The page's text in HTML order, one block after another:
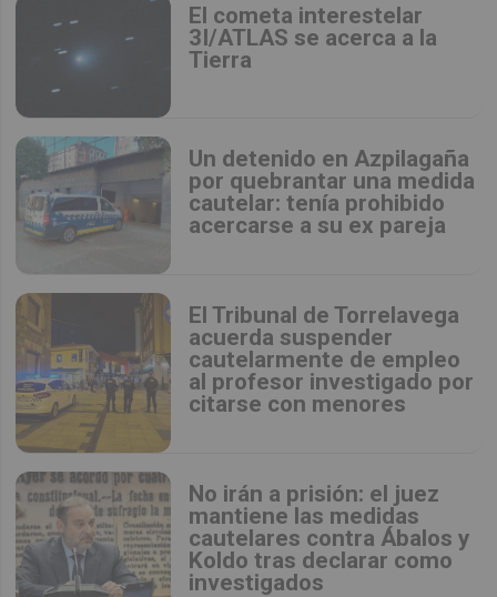
El cometa interestelar
3I/ATLAS se acerca a la
Tierra
Un detenido en Azpilagaña
por quebrantar una medida
cautelar: tenía prohibido
acercarse a su ex pareja
El Tribunal de Torrelavega
acuerda suspender
cautelarmente de empleo
al profesor investigado por
citarse con menores
No irán a prisión: el juez
mantiene las medidas
cautelares contra Ábalos y
Koldo tras declarar como
investigados